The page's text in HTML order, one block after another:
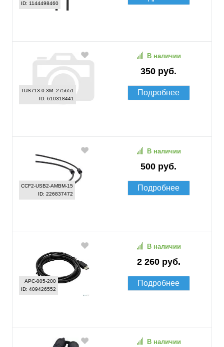
ID: 1144498460
TUS713-0.3M_275651
ID: 610318441
350 руб.
В наличии
Подробнее
CCF2-USB2-AMBM-15
ID: 226837472
500 руб.
В наличии
Подробнее
APC-005-200
ID: 409426552
2 260 руб.
В наличии
Подробнее
В наличии